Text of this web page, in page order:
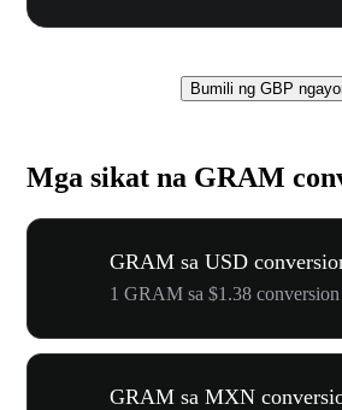
Bumili ng GBP
Mga sikat na GRAM
GRAM sa USD
1 GRAM sa $1.38 conversion
GRAM sa MXN